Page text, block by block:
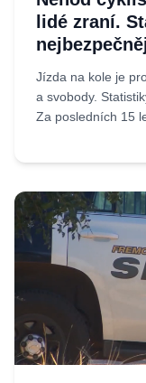
lidé zraní.
Jízda na kole je
a svobody.
Za posledních 15